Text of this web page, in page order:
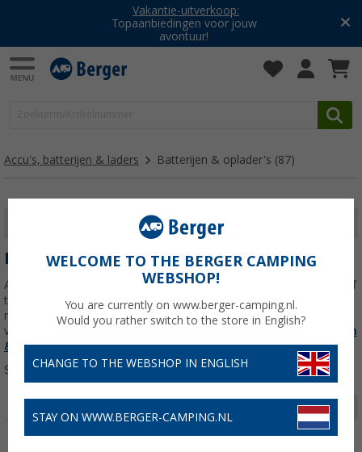
Vakantie-uitverkoop:
Topaanbiedingen voor jouw
avontuur!
Accu's, batterijen & laders Batterijen & oplader's (87)
FILTER WEERGEVEN
BATTERIJEN & OPLADER'S
Accuproblemen kunnen zich zelfs voordoen op afgelegen wegen of
tijdens het kamperen in de wildernis. Maar maak je geen zorgen,
met de eersteklas acculaders van Fritz Berger zit je altijd aan de
veilige kant. Of het nu voor je autoaccu,
Lees meer over
Batterijen
& oplader's>>>
Sorteren:
Pagina 1 van 3
WELCOME TO THE BERGER CAMPING
WEBSHOP!
You are currently on www.berger-camping.nl.
Would you rather switch to the store in English?
CHANGE TO THE WEBSHOP IN ENGLISH
STAY ON WWW.BERGER-CAMPING.NL